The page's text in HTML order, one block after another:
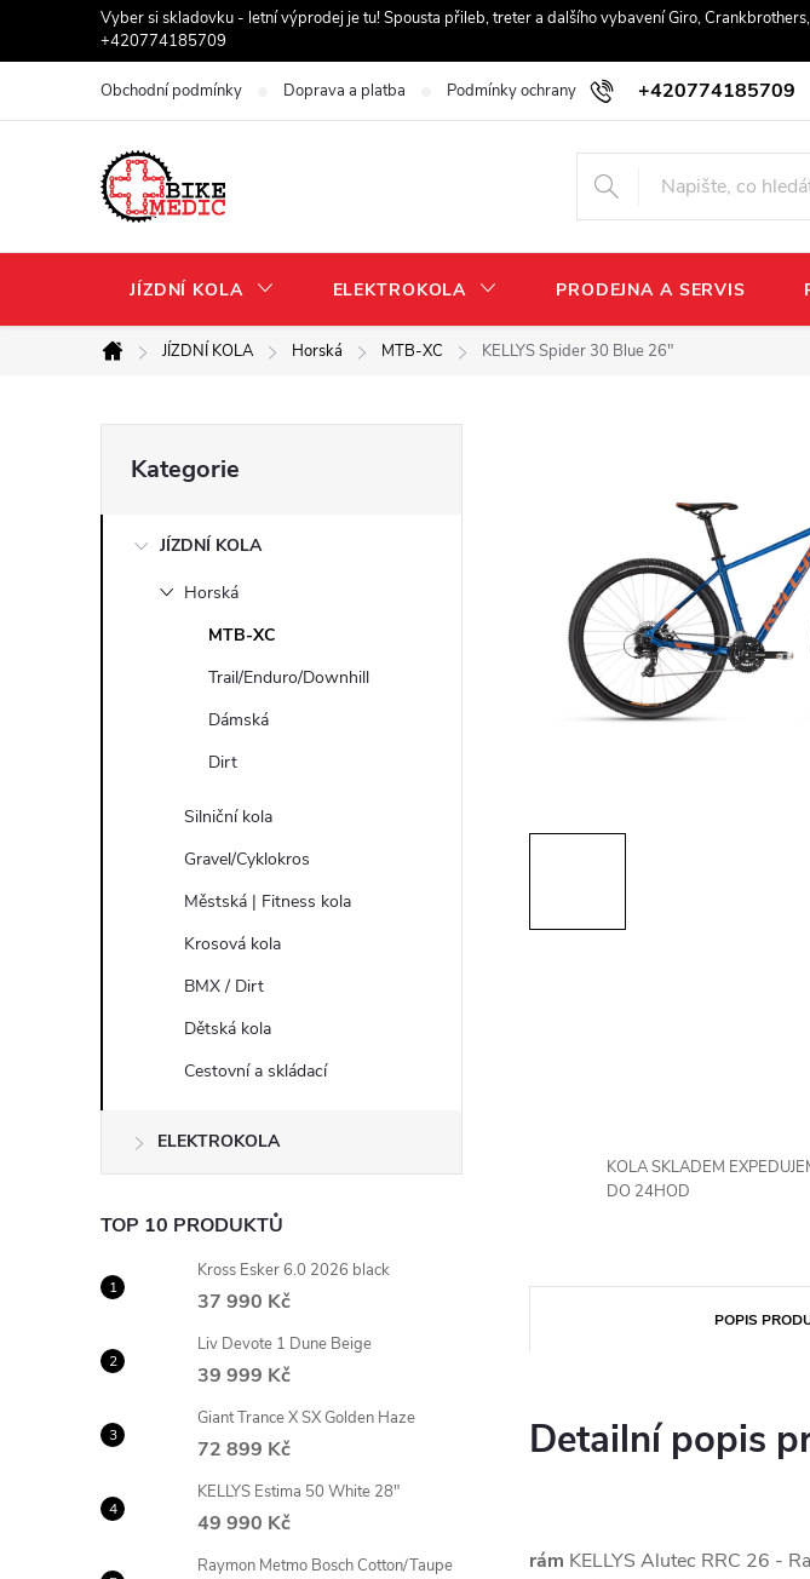
Vyber si skladovku - letní výprodej je tu! Spousta přileb, treter a dalšího vybavení Giro,
+420774185709
+420774185709
Obchodní podmínky Doprava a platba Podmínky ochrany osobních údajů
JÍZDNÍ KOLA ELEKTROKOLA PRODEJNA A SERVIS
Domů
JÍZDNÍ KOLA Horská MTB-XC KELLYS Spider 30 Blue 26"
o
n
e
l
kategorie
Kategorie
JÍZDNÍ KOLA
Horská
MTB-XC
Trail/Enduro/Downhill
Dámská
Dirt
Silniční kola
Gravel/Cyklokros
Městská | Fitness kola
Krosová kola
BMX / Dirt
Dětská kola
Cestovní a skládací
ELEKTROKOLA
TOP 10 PRODUKTŮ
Kross Esker 6.0 2026 black
37 990 Kč
Liv Devote 1 Dune Beige
39 999 Kč
Giant Trance X SX Golden Haze
72 899 Kč
KELLYS Estima 50 White 28"
49 990 Kč
Raymon Metmo Bosch Cotton/Taupe
KOLA SKLADEM
DO 24HOD
POPIS
Detailní popis
rám KELLYS Alutec RRC 26 -